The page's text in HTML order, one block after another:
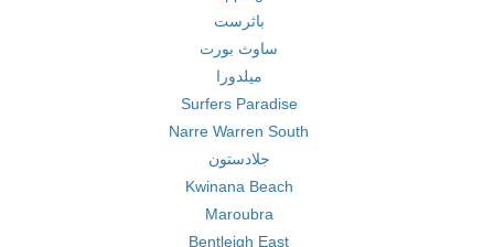
باثرست
ساوث بورت
ميلدورا
Surfers Paradise
Narre Warren South
جلادستون
Kwinana Beach
Maroubra
Bentleigh East